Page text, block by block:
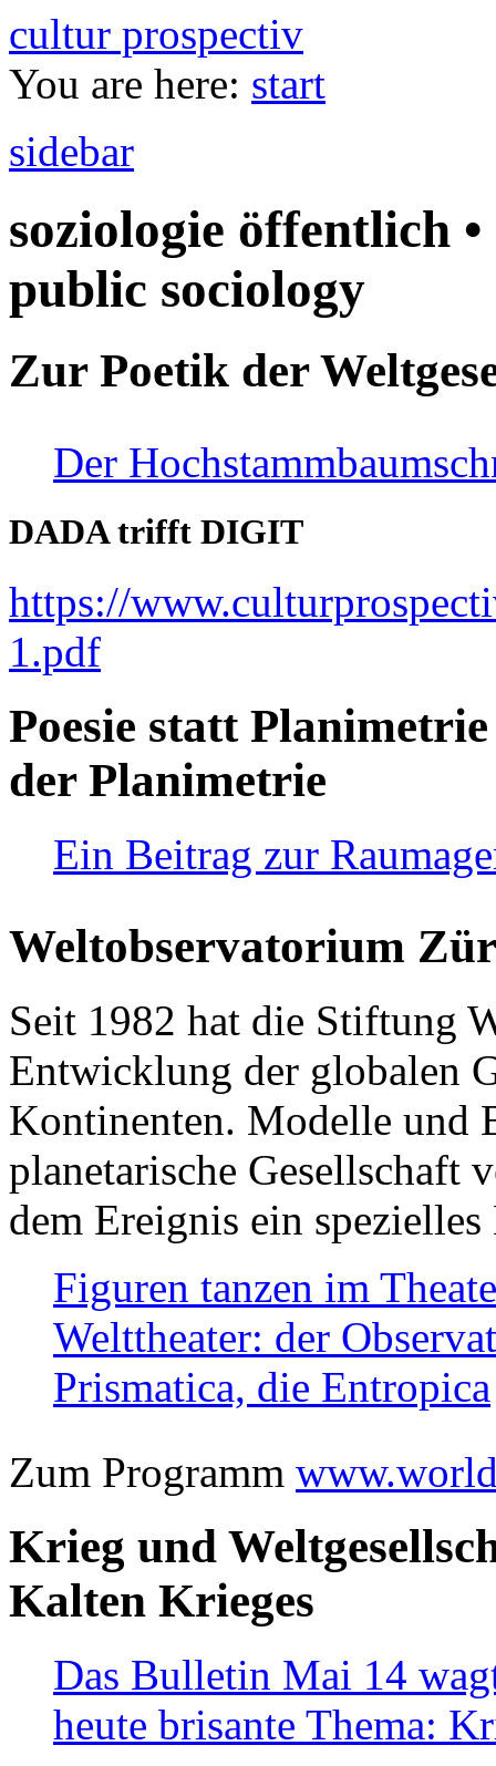
cultur prospectiv
You are here: start
sidebar
soziologie öffentlich
public sociology
Zur Poetik der
Der
DADA trifft DIGIT
https://
1.pdf
Poesie statt
der Planimetrie
Ein Beitrag zur
Weltobservatorium
Seit 1982 hat die Stiftung
Entwicklung der globalen
Kontinenten. Modelle und
planetarische Gesellschaft
dem Ereignis ein
Figuren tanzen im
Welttheater: der
Prismatica, die Entropica
Zum Programm
Krieg und
Kalten Krieges
Das Bulletin Mai 14
heute brisante Thema: